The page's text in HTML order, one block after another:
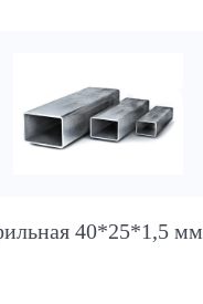
40*25*1,5 мм